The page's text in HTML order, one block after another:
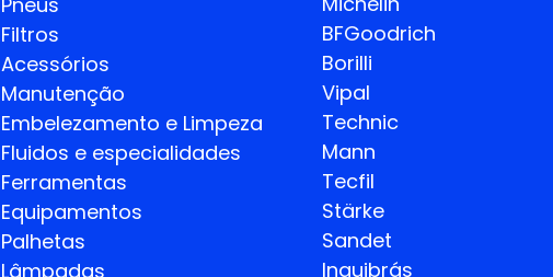
Filtros
Acessórios
Manutenção
Embelezamento e Limpeza
Fluidos e especialidades
Ferramentas
Equipamentos
Palhetas
Lâmpadas
BFGoodrich
Borilli
Vipal
Technic
Mann
Tecfil
Stärke
Sandet
Inquibrás